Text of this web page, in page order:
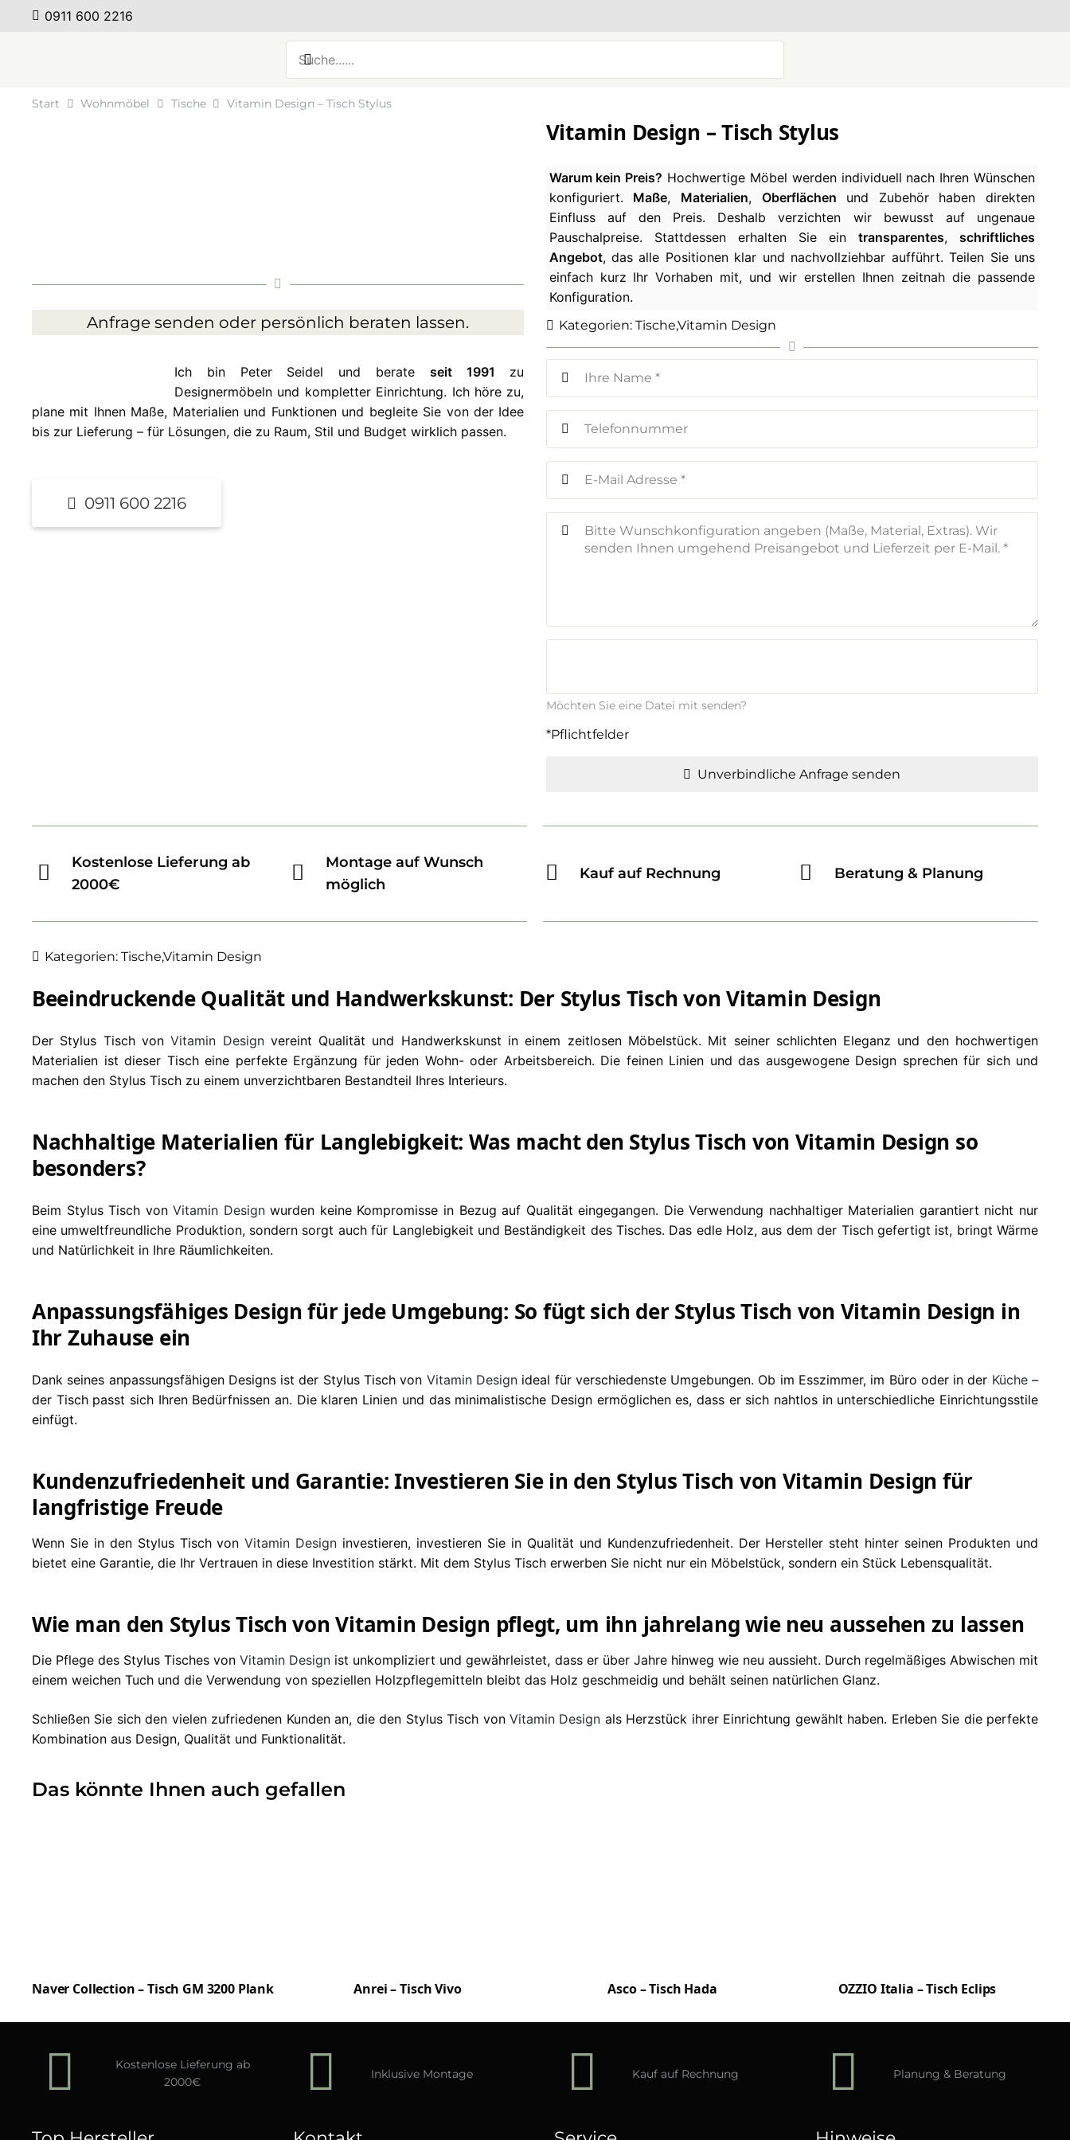
0911 600 2216
Start Wohnmöbel Tische Vitamin Design – Tisch Stylus
Anfrage senden oder persönlich beraten lassen.
Ich bin Peter Seidel und berate seit 1991 zu
Designermöbeln und kompletter Einrichtung. Ich höre zu,
plane mit Ihnen Maße, Materialien und Funktionen und begleite Sie von der Idee
bis zur Lieferung – für Lösungen, die zu Raum, Stil und Budget wirklich passen.
0911 600 2216
Vitamin Design – Tisch Stylus
Warum kein Preis? Hochwertige Möbel werden individuell nach Ihren Wünschen
konfiguriert. Maße, Materialien, Oberflächen und Zubehör haben direkten
Einfluss auf den Preis. Deshalb verzichten wir bewusst auf ungenaue
Pauschalpreise. Stattdessen erhalten Sie ein transparentes,schriftliches
Angebot, das alle Positionen klar und nachvollziehbar aufführt. Teilen Sie uns
einfach kurz Ihr Vorhaben mit, und wir erstellen Ihnen zeitnah die passende
Konfiguration.
Kategorien: Tische,Vitamin Design
Möchten Sie eine Datei mit senden?
*Pflichtfelder
Unverbindliche Anfrage senden
Kostenlose Lieferung ab
2000€
Montage auf Wunsch
möglich
Kauf auf Rechnung Beratung & Planung
Kategorien:Tische,Vitamin Design
Beeindruckende Qualität und Handwerkskunst: Der Stylus Tisch von Vitamin Design
Der Stylus Tisch vonVitamin Designvereint Qualität und Handwerkskunst in einem zeitlosen Möbelstück. Mit seiner schlichten Eleganz und den hochwertigen
Materialien ist dieser Tisch eine perfekte Ergänzung für jeden Wohn- oder Arbeitsbereich. Die feinen Linien und das ausgewogene Design sprechen für sich und
machen den Stylus Tisch zu einem unverzichtbaren Bestandteil Ihres Interieurs.
Nachhaltige Materialien für Langlebigkeit: Was macht den Stylus Tisch von Vitamin Design so
besonders?
Beim Stylus Tisch vonVitamin Designwurden keine Kompromisse in Bezug auf Qualität eingegangen. Die Verwendung nachhaltiger Materialien garantiert nicht nur
eine umweltfreundliche Produktion, sondern sorgt auch für Langlebigkeit und Beständigkeit des Tisches. Das edle Holz, aus dem der Tisch gefertigt ist, bringt Wärme
und Natürlichkeit in Ihre Räumlichkeiten.
Anpassungsfähiges Design für jede Umgebung: So fügt sich der Stylus Tisch von Vitamin Design in
Ihr Zuhause ein
Dank seines anpassungsfähigen Designs ist der Stylus Tisch von Vitamin Designideal für verschiedenste Umgebungen. Ob im Esszimmer, im Büro oder in der Küche–
der Tisch passt sich Ihren Bedürfnissen an. Die klaren Linien und das minimalistische Design ermöglichen es, dass er sich nahtlos in unterschiedliche Einrichtungsstile
einfügt.
Kundenzufriedenheit und Garantie: Investieren Sie in den Stylus Tisch von Vitamin Design für
langfristige Freude
Wenn Sie in den Stylus Tisch vonVitamin Design investieren, investieren Sie in Qualität und Kundenzufriedenheit. Der Hersteller steht hinter seinen Produkten und
bietet eine Garantie, die Ihr Vertrauen in diese Investition stärkt. Mit dem Stylus Tisch erwerben Sie nicht nur ein Möbelstück, sondern ein Stück Lebensqualität.
Wie man den Stylus Tisch von Vitamin Design pflegt, um ihn jahrelang wie neu aussehen zu lassen
Die Pflege des Stylus Tisches vonVitamin Design ist unkompliziert und gewährleistet, dass er über Jahre hinweg wie neu aussieht. Durch regelmäßiges Abwischen mit
einem weichen Tuch und die Verwendung von speziellen Holzpflegemitteln bleibt das Holz geschmeidig und behält seinen natürlichen Glanz.
Schließen Sie sich den vielen zufriedenen Kunden an, die den Stylus Tisch von Vitamin Design als Herzstück ihrer Einrichtung gewählt haben. Erleben Sie die perfekte
Kombination aus Design, Qualität und Funktionalität.
Das könnte Ihnen auch gefallen
Naver Collection – Tisch GM 3200 Plank Anrei – Tisch Vivo Asco – Tisch Hada OZZIO Italia – Tisch Eclips
Kostenlose Lieferung ab
2000€
Inklusive Montage Kauf auf Rechnung Planung & Beratung